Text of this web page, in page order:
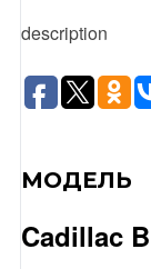
description
МОДЕЛЬ
Cadillac